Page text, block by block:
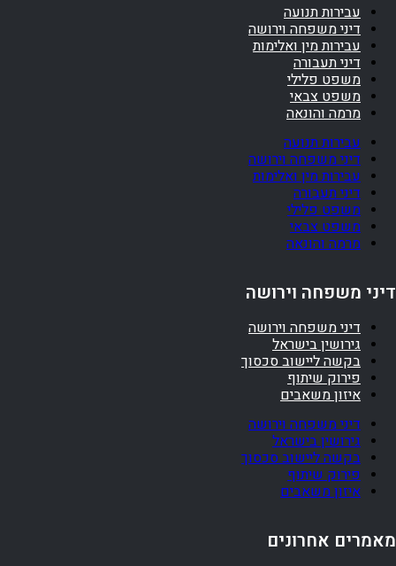
עבירות תנועה
דיני משפחה וירושה
עבירות מין ואלימות
דיני תעבורה
משפט פלילי
משפט צבאי
מרמה והונאה
עבירות תנועה
דיני משפחה וירושה
עבירות מין ואלימות
דיני תעבורה
משפט פלילי
משפט צבאי
מרמה והונאה
דיני משפחה וירושה
דיני משפחה וירושה
גירושין בישראל
בקשה ליישוב סכסוך
פירוק שיתוף
איזון משאבים
דיני משפחה וירושה
גירושין בישראל
בקשה ליישוב סכסוך
פירוק שיתוף
איזון משאבים
מאמרים אחרונים